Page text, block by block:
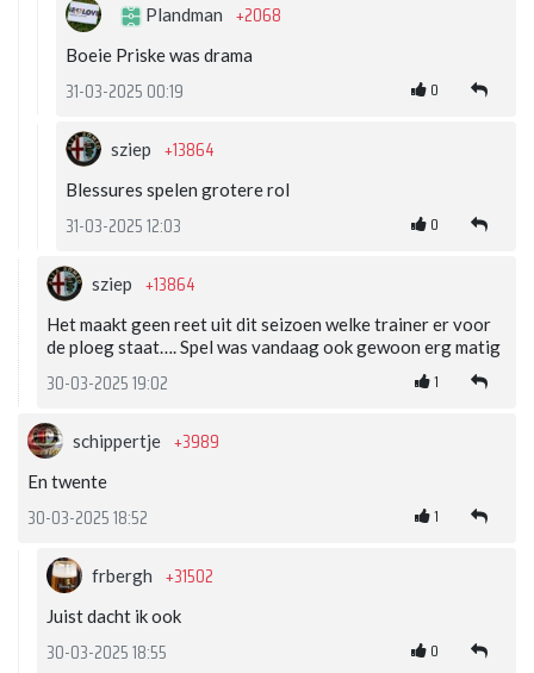
Plandman +2068
Boeie Priske was drama
31-03-2025 00:19 0
sziep +13864
Blessures spelen grotere rol
31-03-2025 12:03 0
sziep +13864
Het maakt geen reet uit dit seizoen welke trainer er voor
de ploeg staat…. Spel was vandaag ook gewoon erg matig
30-03-2025 19:02 1
schippertje +3989
En twente
30-03-2025 18:52 1
frbergh +31502
Juist dacht ik ook
30-03-2025 18:55 0